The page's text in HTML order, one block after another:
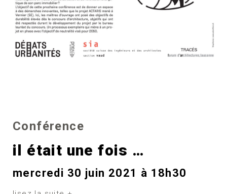
Conférence
il était une fois …
mercredi 30 juin 2021 à 18h30